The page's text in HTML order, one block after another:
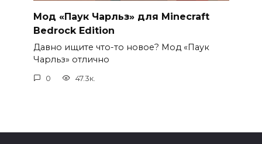
Мод «Паук Чарльз» для Minecraft
Bedrock Edition
Давно ищите что-то новое? Мод «Паук
Чарльз» отлично
0 47.3к.